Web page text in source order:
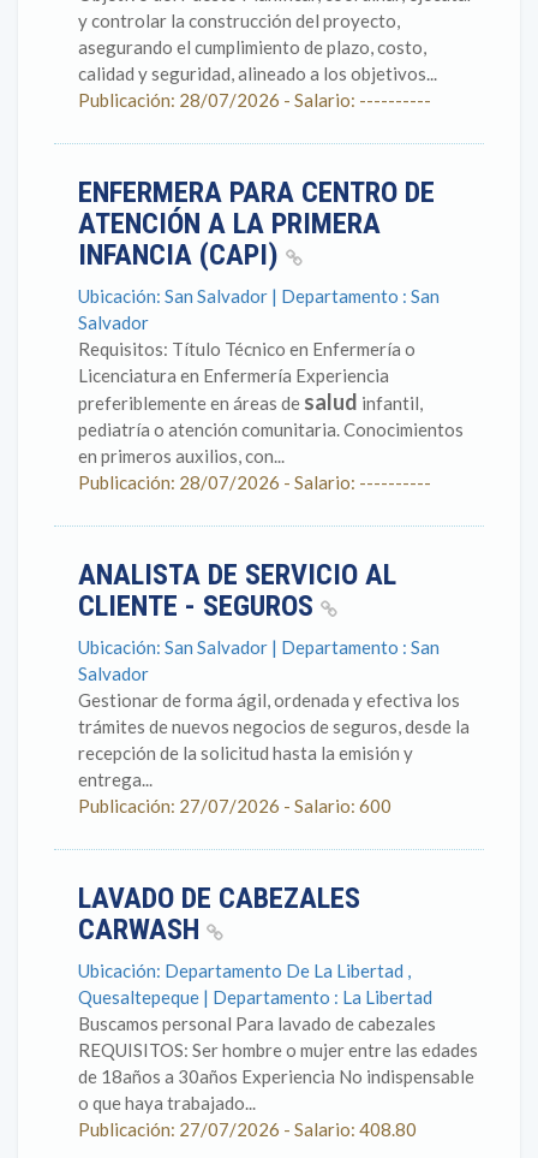
y controlar la construcción del proyecto,
asegurando el cumplimiento de plazo, costo,
calidad y seguridad, alineado a los objetivos...
Publicación: 28/07/2026 - Salario: ----------
ENFERMERA PARA CENTRO DE
ATENCIÓN A LA PRIMERA
INFANCIA (CAPI)
Ubicación: San Salvador | Departamento : San
Salvador
Requisitos: Título Técnico en Enfermería o
Licenciatura en Enfermería Experiencia
preferiblemente en áreas de salud infantil,
pediatría o atención comunitaria. Conocimientos
en primeros auxilios, con...
Publicación: 28/07/2026 - Salario: ----------
ANALISTA DE SERVICIO AL
CLIENTE - SEGUROS
Ubicación: San Salvador | Departamento : San
Salvador
Gestionar de forma ágil, ordenada y efectiva los
trámites de nuevos negocios de seguros, desde la
recepción de la solicitud hasta la emisión y
entrega...
Publicación: 27/07/2026 - Salario: 600
LAVADO DE CABEZALES
CARWASH
Ubicación: Departamento De La Libertad ,
Quesaltepeque | Departamento : La Libertad
Buscamos personal Para lavado de cabezales
REQUISITOS: Ser hombre o mujer entre las edades
de 18años a 30años Experiencia No indispensable
o que haya trabajado...
Publicación: 27/07/2026 - Salario: 408.80